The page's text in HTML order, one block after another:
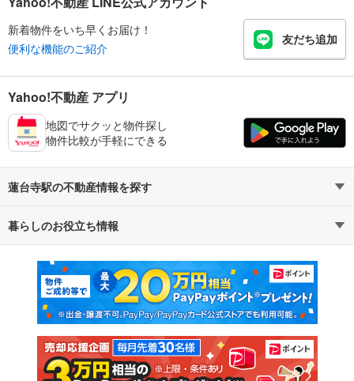
新着物件をいち早くお届け！
便利な機能のご紹介
友だち追加
Yahoo!不動産 アプリ
地図でサクッと物件探し
物件比較が手軽にできる
蓮台寺駅の不動産情報を探す
不動産・住宅
新築マンション 中古マンション
新築一戸建て 中古一戸建て
注文住宅 土地
暮らしのお役立ち情報
マンションカタログ 教えて！住まいの先生